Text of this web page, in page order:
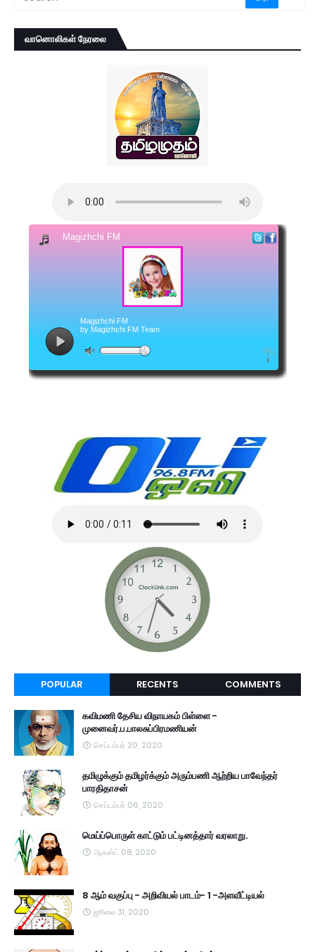
வானொலிகள் நேரலை
POPULAR RECENTS COMMENTS
கவிமணி தேசிய விநாயகம் பிள்ளை -
முனைவர்.ப.பாலசுப்பிரமணியன்
செப்டம்பர் 20, 2020
தமிழுக்கும் தமிழர்க்கும் அரும்பணி ஆற்றிய பாவேந்தர்
பாரதிதாசன்
செப்டம்பர் 06, 2020
மெய்ப்பொருள் காட்டும் பட்டினத்தார் வரலாறு.
ஆகஸ்ட் 08, 2020
8 ஆம் வகுப்பு - அறிவியல் பாடம்- 1 -அளவீட்டியல்
ஜூலை 31, 2020